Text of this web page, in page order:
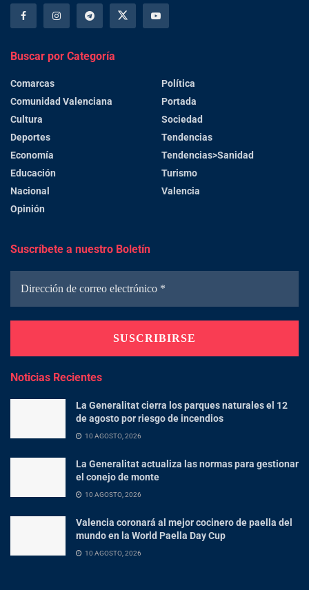
Buscar por Categoría
Comarcas
Comunidad Valenciana
Cultura
Deportes
Economía
Educación
Nacional
Opinión
Política
Portada
Sociedad
Tendencias
Tendencias>Sanidad
Turismo
Valencia
Suscríbete a nuestro Boletín
Noticias Recientes
La Generalitat cierra los parques naturales el 12
de agosto por riesgo de incendios
10 AGOSTO, 2026
La Generalitat actualiza las normas para gestionar
el conejo de monte
10 AGOSTO, 2026
Valencia coronará al mejor cocinero de paella del
mundo en la World Paella Day Cup
10 AGOSTO, 2026